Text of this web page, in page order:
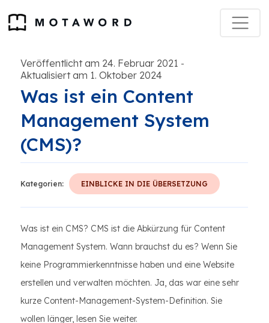
Veröffentlicht am 24. Februar 2021 -
Aktualisiert am 1. Oktober 2024
Was ist ein Content
Management System
(CMS)?
Kategorien: EINBLICKE IN DIE ÜBERSETZUNG
Was ist ein CMS? CMS ist die Abkürzung für Content
Management System. Wann brauchst du es? Wenn Sie
keine Programmierkenntnisse haben und eine Website
erstellen und verwalten möchten. Ja, das war eine sehr
kurze Content-Management-System-Definition. Sie
wollen länger, lesen Sie weiter.